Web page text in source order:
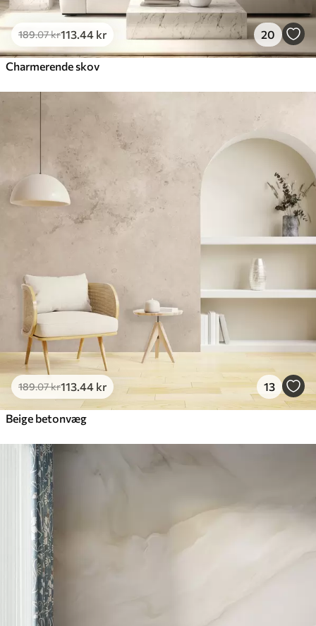
189.07kr113 .44 kr 20
Charmerende skov
189.07kr113 .44 kr 13
Beige betonvæg